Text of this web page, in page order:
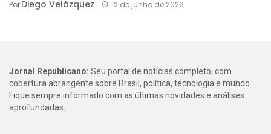
PorDiego Velázquez 12 de junho de 2026
Jornal Republicano: Seu portal de notícias completo, com
cobertura abrangente sobre Brasil, política, tecnologia e mundo.
Fique sempre informado com as últimas novidades e análises
aprofundadas.